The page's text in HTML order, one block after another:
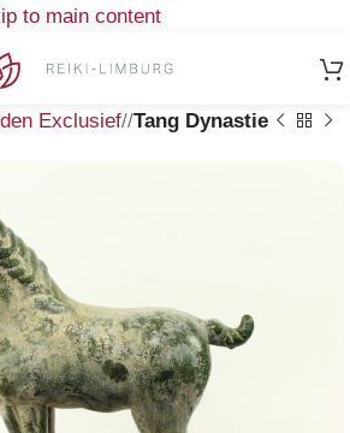
to main content
Exclusief/ Tang Dynastie